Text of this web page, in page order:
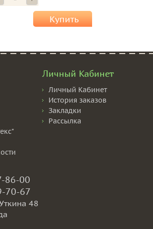
Купить
Личный Кабинет
Личный Кабинет
История заказов
Закладки
Рассылка
86-00
70-67
48